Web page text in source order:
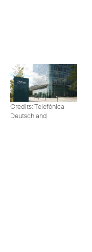
Credits: Telefónica
Deutschland